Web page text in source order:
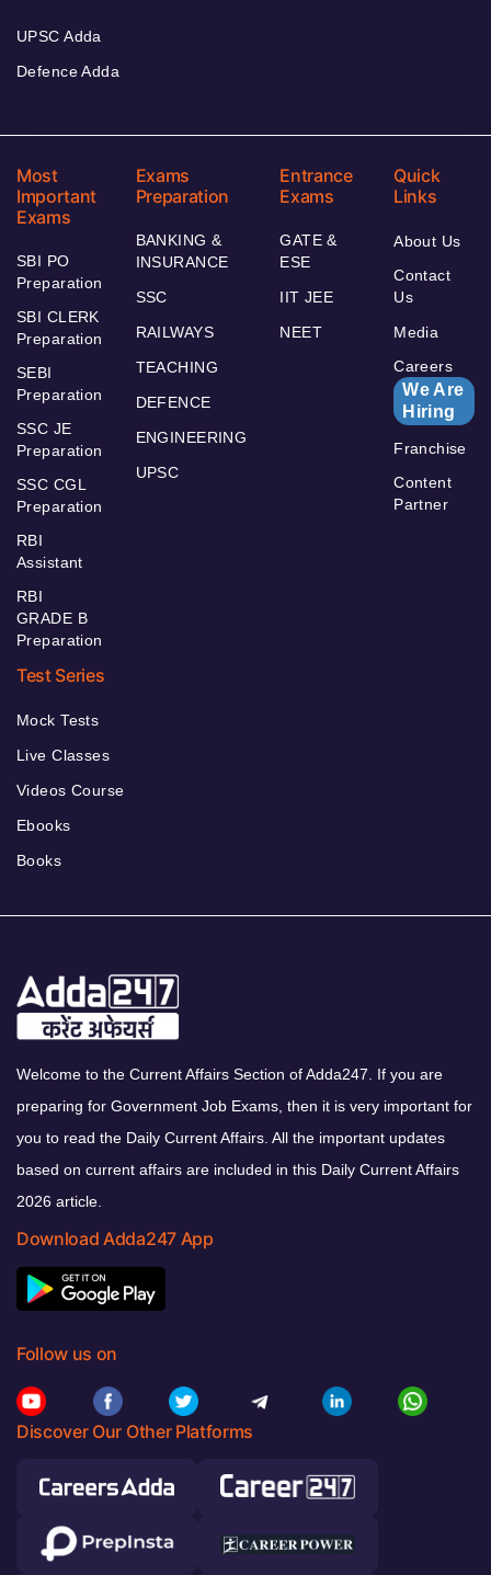
UPSC Adda
Defence Adda
Most
Important
Exams
SBI PO
Preparation
SBI CLERK
Preparation
SEBI
Preparation
SSC JE
Preparation
SSC CGL
Preparation
RBI
Assistant
RBI
GRADE B
Preparation
Exams
Preparation
BANKING &
INSURANCE
SSC
RAILWAYS
TEACHING
DEFENCE
ENGINEERING
UPSC
Entrance
Exams
GATE &
ESE
IIT JEE
NEET
Quick
Links
About Us
Contact
Us
Media
Careers
We Are
Hiring
Franchise
Content
Partner
Test Series
Mock Tests
Live Classes
Videos Course
Ebooks
Books
Welcome to the Current Affairs Section of Adda247. If you are
preparing for Government Job Exams, then it is very important for
you to read the Daily Current Affairs. All the important updates
based on current affairs are included in this Daily Current Affairs
2026 article.
Download Adda247 App
Follow us on
Discover Our Other Platforms